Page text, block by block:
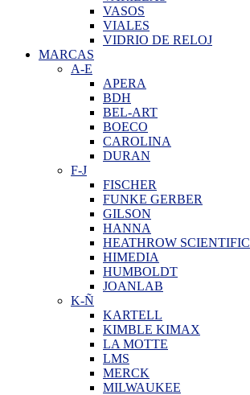
VASOS
VIALES
VIDRIO DE RELOJ
MARCAS
A-E
APERA
BDH
BEL-ART
BOECO
CAROLINA
DURAN
F-J
FISCHER
FUNKE GERBER
GILSON
HANNA
HEATHROW SCIENTIFIC
HIMEDIA
HUMBOLDT
JOANLAB
K-Ñ
KARTELL
KIMBLE KIMAX
LA MOTTE
LMS
MERCK
MILWAUKEE